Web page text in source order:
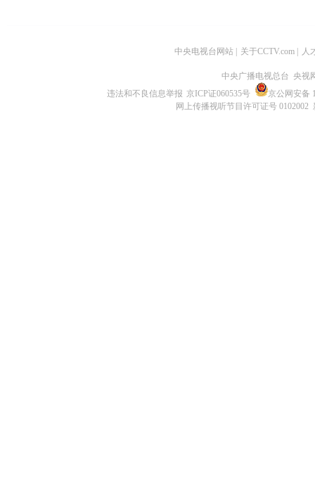
中央电视台网站 关于CCTV.com 人
中央广播电视总台 央视
违法和不良信息举报 京ICP证060535号
京公网安备
网上传播视听节目许可证号 0102002